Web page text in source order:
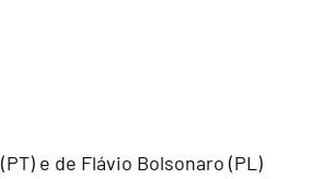
e de Flávio Bolsonaro (PL)